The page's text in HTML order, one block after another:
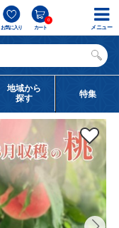
お気に入り カート
0
地域から
探す
特集
メニュー